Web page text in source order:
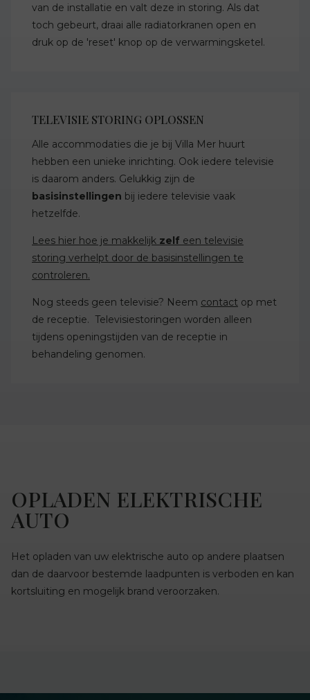
van de installatie en valt deze in storing. Als dat
toch gebeurt, draai alle radiatorkranen open en
druk op de 'reset' knop op de verwarmingsketel.
TELEVISIE STORING OPLOSSEN
Alle accommodaties die je bij Villa Mer huurt
hebben een unieke inrichting. Ook iedere televisie
is daarom anders. Gelukkig zijn de
basisinstellingen bij iedere televisie vaak
hetzelfde.
Lees hier hoe je makkelijk zelf een televisie
storing verhelpt door de basisinstellingen te
controleren.
Nog steeds geen televisie? Neem contact op met
de receptie. Televisiestoringen worden alleen
tijdens openingstijden van de receptie in
behandeling genomen.
OPLADEN ELEKTRISCHE
AUTO
Het opladen van uw elektrische auto op andere plaatsen
dan de daarvoor bestemde laadpunten is verboden en kan
kortsluiting en mogelijk brand veroorzaken.